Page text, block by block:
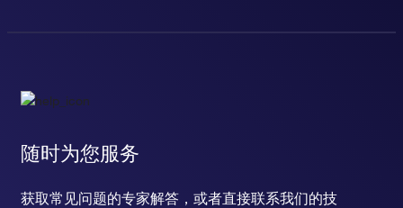
随时为您服务
获取常见问题的专家解答，或者直接联系我们的技